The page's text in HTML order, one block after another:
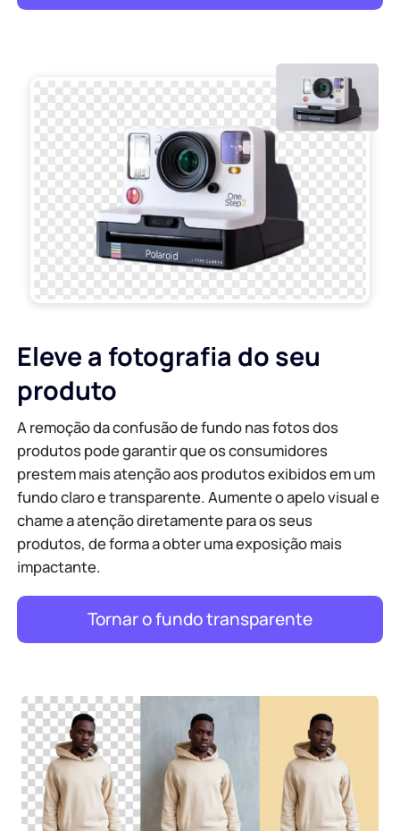
Eleve a fotografia do seu
produto
A remoção da confusão de fundo nas fotos dos
produtos pode garantir que os consumidores
prestem mais atenção aos produtos exibidos em um
fundo claro e transparente. Aumente o apelo visual e
chame a atenção diretamente para os seus
produtos, de forma a obter uma exposição mais
impactante.
Tornar o fundo transparente